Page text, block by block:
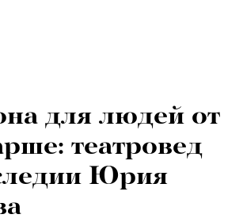
для людей от
театровед
Юрия